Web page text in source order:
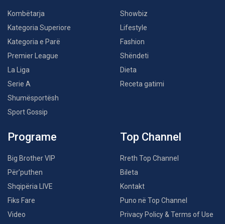
Kombëtarja
Kategoria Superiore
Kategoria e Parë
Premier League
La Liga
Serie A
Shumësportësh
Sport Gossip
Showbiz
Lifestyle
Fashion
Shëndeti
Dieta
Receta gatimi
Programe
Big Brother VIP
Për’puthen
Shqipëria LIVE
Fiks Fare
Video
Top Channel
Rreth Top Channel
Bileta
Kontakt
Puno në Top Channel
Privacy Policy & Terms of Use